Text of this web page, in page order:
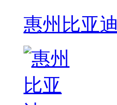
惠州比亚迪